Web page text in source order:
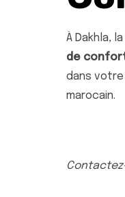
À Dakhla,
de
dans
marocain.